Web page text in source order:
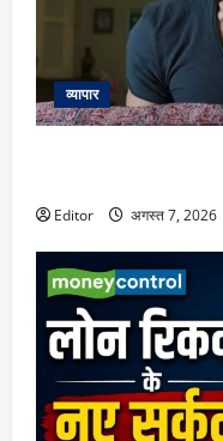
व्यापार
Editor अगस्त 7, 2026